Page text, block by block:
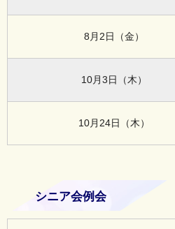
8月2日（金）
10月3日（木）
10月24日（木）
シニア会例会